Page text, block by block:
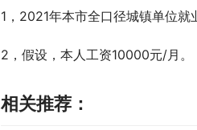
1，2021年本市全口径城镇单位就
2，假设，本人工资10000元/月。
相关推荐：